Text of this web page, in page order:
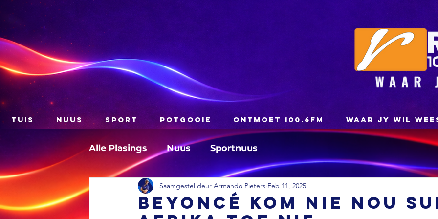
TUIS NUUS SPORT POTGOOIE ONTMOET 100.6FM WAAR JY WIL
Alle Plasings Nuus Sportnuus
Beyoncé kom nie nou
Saamgestel deur Armando Pieters Feb 11, 2025